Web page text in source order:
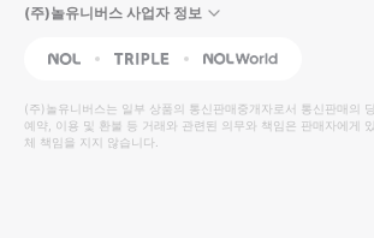
높
은
순
동
영
상
(주)놀유니버스 사업자 정보
NOL Triple Interpark Global
(주)놀유니버스는 일부 상품의 통신판매중개자로서 통신판매의
예약, 이용 및 환불 등 거래와 관련된 의무와 책임은 판매자에게
체 책임을 지지 않습니다.